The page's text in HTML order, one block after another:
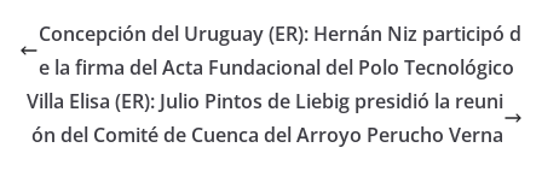
e
b
o
o
er s
A
p
p
p
ar
tir
Concepción del Uruguay (ER): Hernán Niz participó d
e la firma del Acta Fundacional del Polo Tecnológico
Villa Elisa (ER): Julio Pintos de Liebig presidió la reuni
ón del Comité de Cuenca del Arroyo Perucho Verna